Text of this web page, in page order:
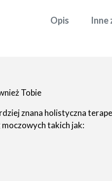
Opis Inne
Tobie
znana holistyczna
takich jak: